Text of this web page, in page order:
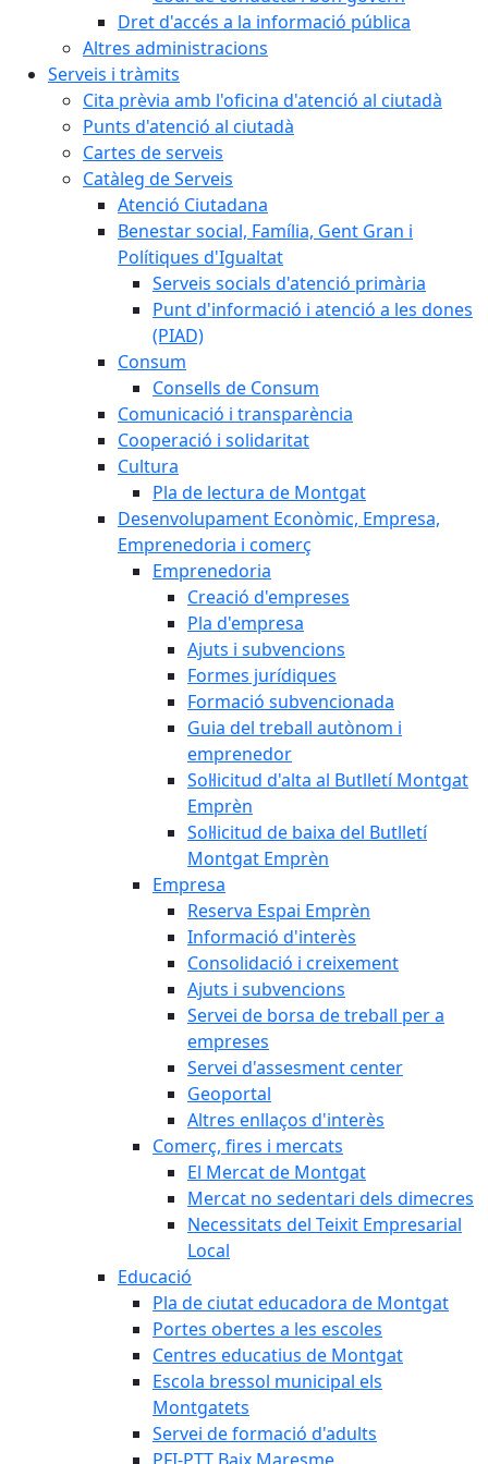
Dret d'accés a la informació pública
Altres administracions
Serveis i tràmits
Cita prèvia amb l'oficina d'atenció al ciutadà
Punts d'atenció al ciutadà
Cartes de serveis
Catàleg de Serveis
Atenció Ciutadana
Benestar social, Família, Gent Gran i
Polítiques d'Igualtat
Serveis socials d'atenció primària
Punt d'informació i atenció a les dones
(PIAD)
Consum
Consells de Consum
Comunicació i transparència
Cooperació i solidaritat
Cultura
Pla de lectura de Montgat
Desenvolupament Econòmic, Empresa,
Emprenedoria i comerç
Emprenedoria
Creació d'empreses
Pla d'empresa
Ajuts i subvencions
Formes jurídiques
Formació subvencionada
Guia del treball autònom i
emprenedor
Sol·licitud d'alta al Butlletí Montgat
Emprèn
Sol·licitud de baixa del Butlletí
Montgat Emprèn
Empresa
Reserva Espai Emprèn
Informació d'interès
Consolidació i creixement
Ajuts i subvencions
Servei de borsa de treball per a
empreses
Servei d'assesment center
Geoportal
Altres enllaços d'interès
Comerç, fires i mercats
El Mercat de Montgat
Mercat no sedentari dels dimecres
Necessitats del Teixit Empresarial
Local
Educació
Pla de ciutat educadora de Montgat
Portes obertes a les escoles
Centres educatius de Montgat
Escola bressol municipal els
Montgatets
Servei de formació d'adults